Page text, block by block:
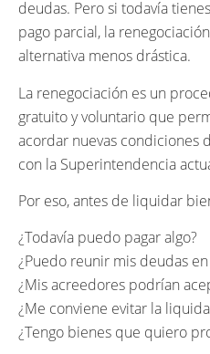
deudas. Pero si todavía
pago parcial, la
alternativa menos drástica.
La renegociación es un
gratuito y voluntario que
acordar nuevas condiciones
con la Superintendencia
Por eso, antes de liquidar
¿Todavía puedo pagar algo?
¿Puedo reunir mis deudas
¿Mis acreedores podrían
¿Me conviene evitar la
¿Tengo bienes que quiero